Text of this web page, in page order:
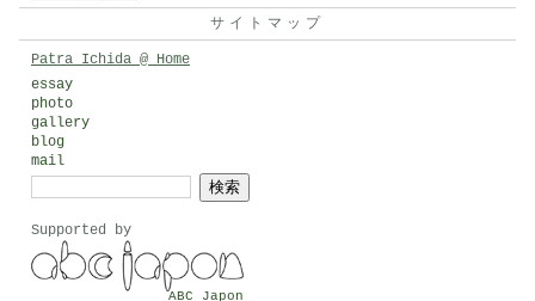
イ
サイトマップ
Patra Ichida @ Home
essay
photo
gallery
blog
mail
Supported by
ABC Japon